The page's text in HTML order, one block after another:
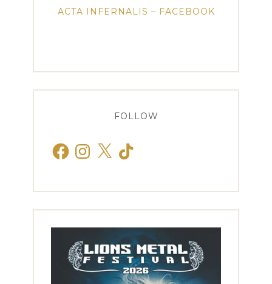
ACTA INFERNALIS – FACEBOOK
FOLLOW
FacebookInstagram
X TikTok